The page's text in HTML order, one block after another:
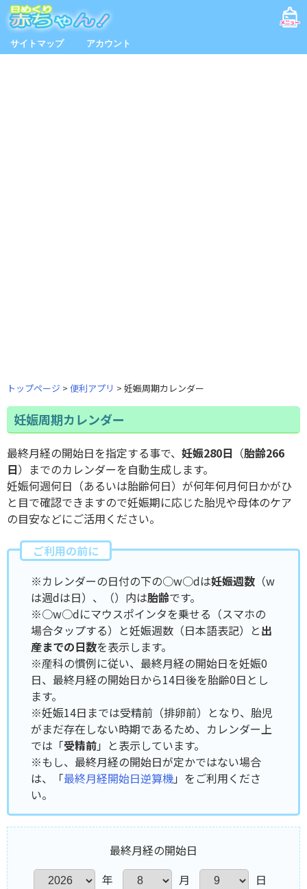
サイトマップ アカウント
トップページ 便利アプリ 妊娠周期カレンダー
妊娠周期カレンダー
最終月経の開始日を指定する事で、 妊娠280日 （胎齢266
日）までのカレンダーを自動生成します。
妊娠何週何日（あるいは胎齢何日）が何年何月何日かがひ
と目で確認できますので妊娠期に応じた胎児や母体のケア
の目安などにご活用ください。
ご利用の前に
※カレンダーの日付の下の○w○dは妊娠週数 （w
は週dは日）、（）内は胎齢です。
※○w○dにマウスポインタを乗せる（スマホの
場合タップする）と妊娠週数（日本語表記）と出
産までの日数を表示します。
※産科の慣例に従い、最終月経の開始日を妊娠0
日、最終月経の開始日から14日後を胎齢0日とし
ます。
※妊娠14日までは受精前（排卵前）となり、胎児
がまだ存在しない時期であるため、カレンダー上
では「受精前」と表示しています。
※もし、最終月経の開始日が定かではない場合
は、「最終月経開始日逆算機」をご利用くださ
い。
最終月経の開始日
年
月 日